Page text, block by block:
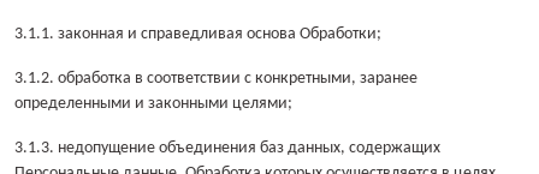
3.1.1. законная и справедливая основа Обработки;
3.1.2. обработка в соответствии с конкретными, заранее
определенными и законными целями;
3.1.3. недопущение объединения баз данных, содержащих